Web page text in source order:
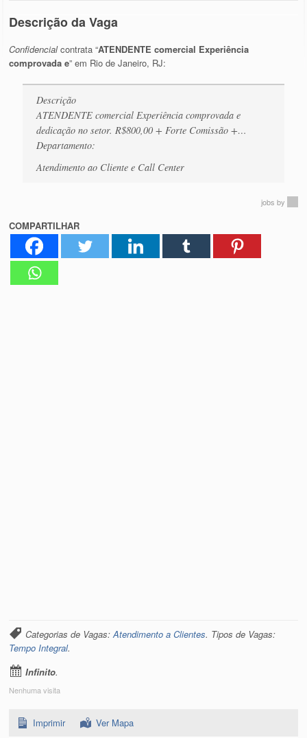
Descrição da Vaga
Confidencialcontrata “ATENDENTE comercial Experiência
comprovada e” em Rio de Janeiro, RJ:
Descrição
ATENDENTE comercial Experiência comprovada e
dedicação no setor. R$800,00 + Forte Comissão +…
Departamento:
Atendimento ao Cliente e Call Center
jobs by
COMPARTILHAR
Categorias de Vagas:Atendimento a Clientes. Tipos de Vagas:
Tempo Integral.
Infinito.
Nenhuma visita
Imprimir Ver Mapa